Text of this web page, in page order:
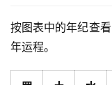
按图表中的年纪查
年运程。